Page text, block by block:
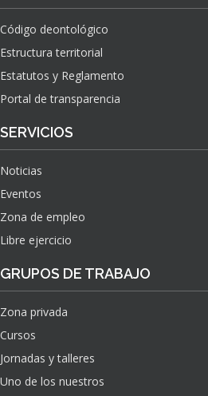
Código deontológico
Estructura territorial
Estatutos y Reglamento
Portal de transparencia
SERVICIOS
Noticias
Eventos
Zona de empleo
Libre ejercicio
GRUPOS DE TRABAJO
Zona privada
Cursos
Jornadas y talleres
Uno de los nuestros